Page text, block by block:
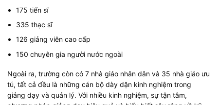
175 tiến sĩ
335 thạc sĩ
126 giảng viên cao cấp
150 chuyên gia người nước ngoài
Ngoài ra, trường còn có 7 nhà giáo nhân dân và 35 nhà giáo ưu
tú, tất cả đều là những cán bộ dày dặn kinh nghiệm trong
giảng dạy và quản lý. Với nhiều kinh nghiệm, sự tận tâm,